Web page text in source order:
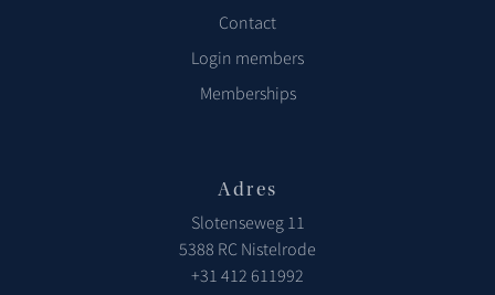
Contact
Login members
Memberships
Adres
Slotenseweg 11
5388 RC Nistelrode
+31 412 611992